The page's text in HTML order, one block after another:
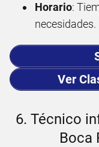
Horario:
necesidades.
Ver
6. Técnico
Boca